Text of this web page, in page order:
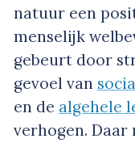
natuur een
menselijk
gebeurt door
gevoel van
en de algehele
verhogen.